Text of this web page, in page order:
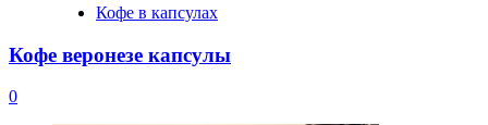
Кофе в капсулах
Кофе веронезе капсулы
0